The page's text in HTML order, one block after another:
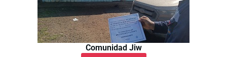
Comunidad Jiw